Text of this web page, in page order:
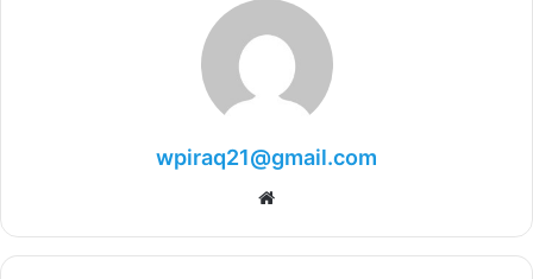
wpiraq21@gmail.com